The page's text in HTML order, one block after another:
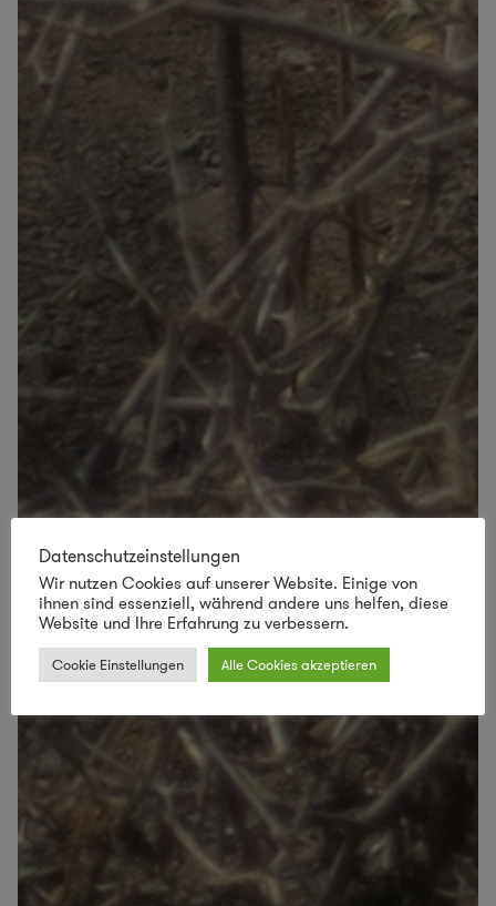
Datenschutzeinstellungen
Wir nutzen Cookies auf unserer Website. Einige von
ihnen sind essenziell, während andere uns helfen, diese
Website und Ihre Erfahrung zu verbessern.
Cookie Einstellungen Alle Cookies akzeptieren